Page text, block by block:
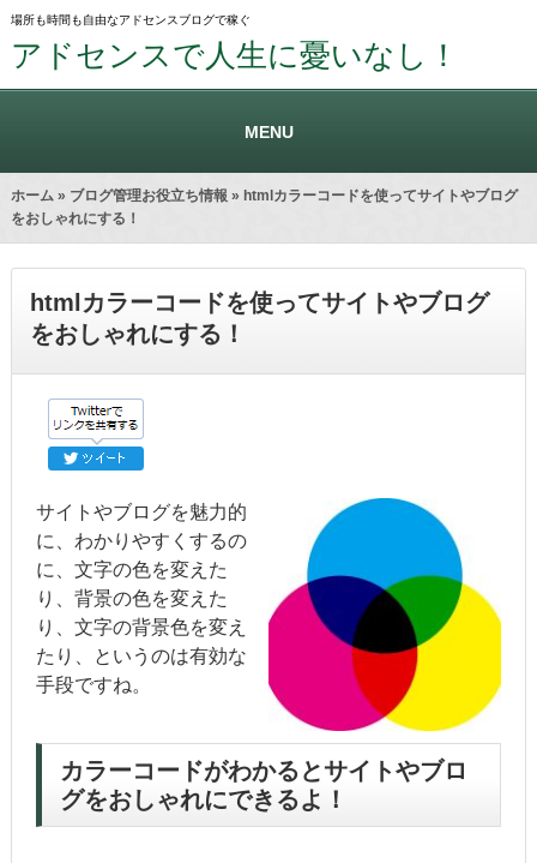
場所も時間も自由なアドセンスブログで稼ぐ
アドセンスで人生に憂いなし！
MENU
ホーム» ブログ管理お役立ち情報 » htmlカラーコードを使ってサイトやブログ
をおしゃれにする！
htmlカラーコードを使ってサイトやブログ
をおしゃれにする！
サイトやブログを魅力的
に、わかりやすくするの
に、文字の色を変えた
り、背景の色を変えた
り、文字の背景色を変え
たり、というのは有効な
手段ですね。
カラーコードがわかるとサイトやブロ
グをおしゃれにできるよ！